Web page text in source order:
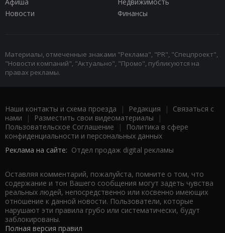
Новости
Финансы
Материалы, отмеченные знаками "Реклама", "PR", "Спецпроект",
"Новости компаний", "Актуально", "Промо", публикуются на
правах рекламы.
Наши контакты и схема проезда | Редакция | Связаться с
нами | Разместить свои видеоматериалы |
Пользовательское Соглашение |
Политика в сфере
конфиденциальности и персональных данных
Реклама на сайте: Отдел продаж digital рекламы
Оставляя комментарий, пожалуйста, помните о том, что
содержание и тон Вашего сообщения могут задеть чувства
реальных людей, непосредственно или косвенно имеющих
отношение к данной новости. Пользователи, которые
нарушают эти правила грубо или систематически, будут
заблокированы.
Полная версия правил